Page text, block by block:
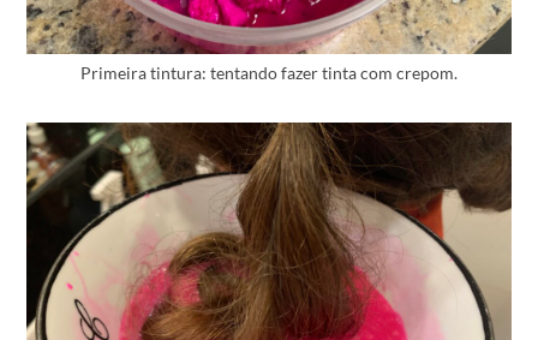
Primeira tintura: tentando fazer tinta com crepom.